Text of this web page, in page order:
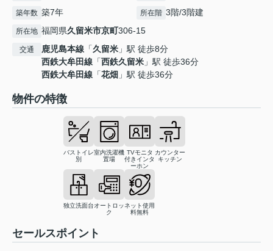
築年数 築7年 所在階 3階/3階建
所在地 福岡県久留米市京町306-15
交通 鹿児島本線 「久留米 」駅 徒歩8分
西鉄大牟田線 「西鉄久留米 」駅 徒歩36分
西鉄大牟田線 「花畑 」駅 徒歩36分
物件の特徴
バストイレ
別
室内洗濯機
置場
TVモニタ
付きインタ
ーホン
カウンター
キッチン
独立洗面台オートロッ
ク
ネット使用
料無料
セールスポイント